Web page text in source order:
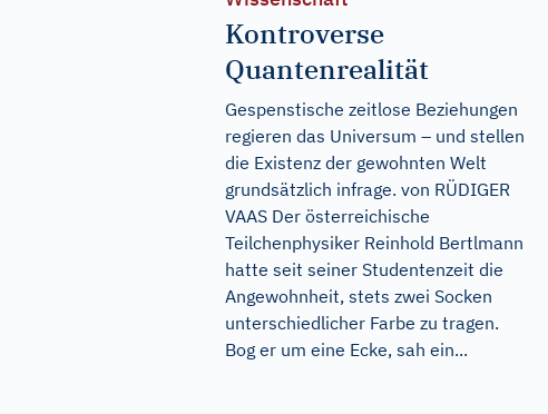
Kontroverse
Quantenrealität
Gespenstische zeitlose Beziehungen
regieren das Universum – und stellen
die Existenz der gewohnten Welt
grundsätzlich infrage. von RÜDIGER
VAAS Der österreichische
Teilchenphysiker Reinhold Bertlmann
hatte seit seiner Studentenzeit die
Angewohnheit, stets zwei Socken
unterschiedlicher Farbe zu tragen.
Bog er um eine Ecke, sah ein...